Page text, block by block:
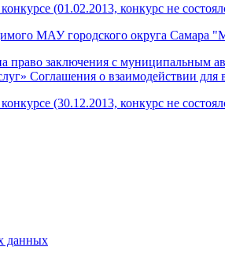
(01.02.2013, конкурс не
МАУ городского округа Самара
право заключения с
Соглашения о взаимодействии
(30.12.2013, конкурс не
данных